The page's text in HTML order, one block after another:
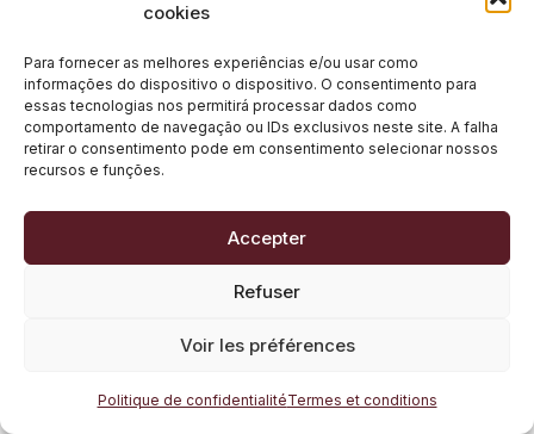
cookies
Para fornecer as melhores experiências e/ou usar como
informações do dispositivo o dispositivo. O consentimento para
essas tecnologias nos permitirá processar dados como
comportamento de navegação ou IDs exclusivos neste site. A falha
retirar o consentimento pode em consentimento selecionar nossos
recursos e funções.
Accepter
Refuser
Voir les préférences
Politique de confidentialitéTermes et conditions